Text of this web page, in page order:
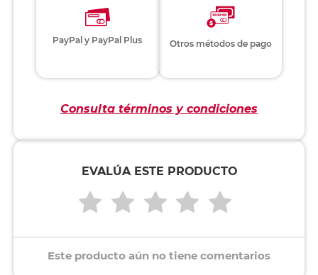
PayPal y PayPal Plus Otros métodos de pago
Consulta términos y condiciones
EVALÚA ESTE PRODUCTO
Este producto aún no tiene comentarios